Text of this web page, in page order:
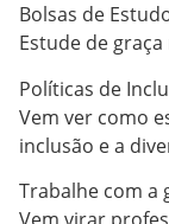
Bolsas de
Estude de graça
Políticas de
Vem ver como
inclusão e a
Trabalhe com a